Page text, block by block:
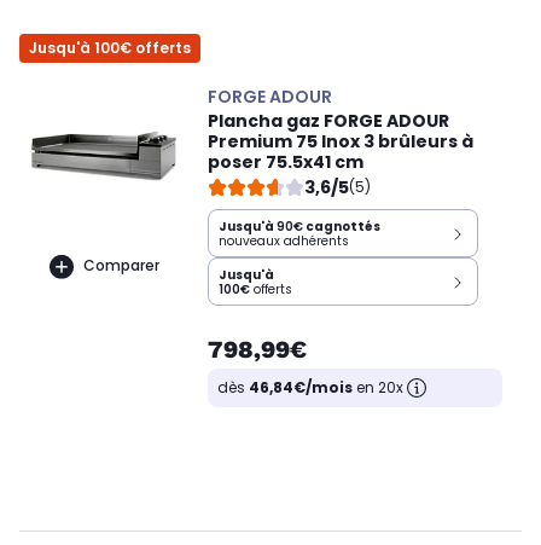
Jusqu'à 100€ offerts
Comparer
FORGE ADOUR
Plancha gaz FORGE ADOUR
Premium 75 Inox 3 brûleurs à
poser 75.5x41 cm
3,6/5(5)
Jusqu'à 90€ cagnottés
nouveaux adhérents
Jusqu'à
100€ offerts
798,99€
dès 46,84€/moisen 20x